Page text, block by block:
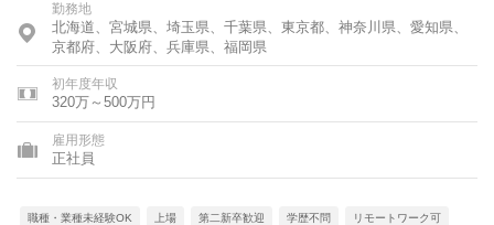
勤務地
北海道、宮城県、埼玉県、千葉県、東京都、神奈川県、愛知県、
京都府、大阪府、兵庫県、福岡県
初年度年収
320万～500万円
雇用形態
正社員
職種・業種未経験OK 上場 第二新卒歓迎 学歴不問 リモートワーク可